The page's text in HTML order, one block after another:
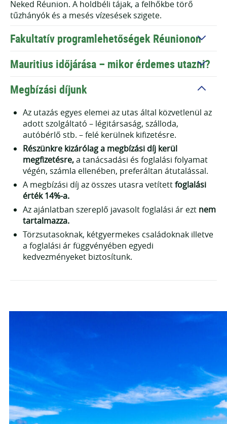
Neked Réunion. A holdbéli tájak, a felhőkbe törő
tűzhányók és a mesés vízesések szigete.
Fakultatív programlehetőségek Réunionon
Réunion
Botanikus kert
Vízesések
Vanília ültetvények
Elefántláb pálmafák
Lávamezők
Vulkanikus kráterek
Gouffre sziklaképződmény
Nádcukor és rumgyártás
Három nagy völgy, azaz „Cirque”
Óceáni akvárium
Mauritius időjárása – mikor érdemes utazni?
Megbízási díjunk
Az utazás egyes elemei az utas által közvetlenül az
adott szolgáltató – légitársaság, szálloda,
autóbérlő stb. – felé kerülnek kifizetésre.
Részünkre kizárólag a megbízási díj kerül
megfizetésre,a tanácsadási és foglalási folyamat
végén, számla ellenében, preferáltan átutalással.
A megbízási díj az összes utasra vetítettfoglalási
érték14%-a.
Az ajánlatban szereplő javasolt foglalási ár ezt nem
tartalmazza.
Törzsutasoknak, kétgyermekes családoknak illetve
a foglalási ár függvényében egyedi
kedvezményeket biztosítunk.